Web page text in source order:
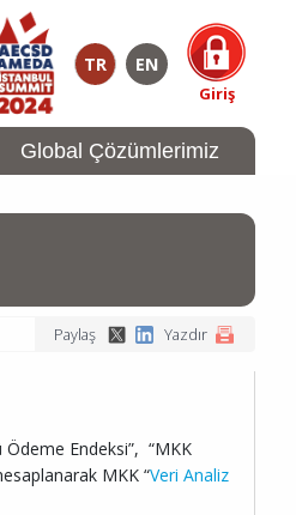
TR EN
Giriş
Global Çözümlerimiz
Paylaş Yazdır
Ödeme Endeksi”, “MKK
MKK “Veri Analiz